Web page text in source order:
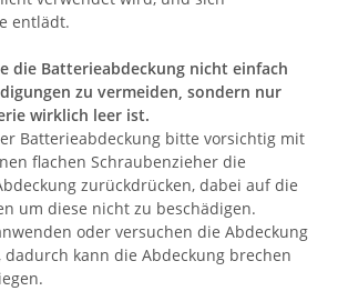
entlädt.
die Batterieabdeckung nicht einfach
zu vermeiden, sondern nur
wirklich leer ist.
Batterieabdeckung bitte vorsichtig mit
flachen Schraubenzieher die
zurückdrücken, dabei auf die
um diese nicht zu beschädigen.
oder versuchen die Abdeckung
dadurch kann die Abdeckung brechen